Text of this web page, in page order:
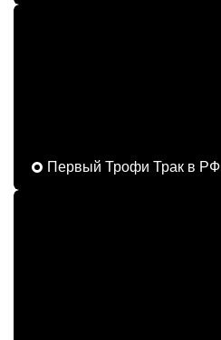
Первый Трофи Трак в РФ